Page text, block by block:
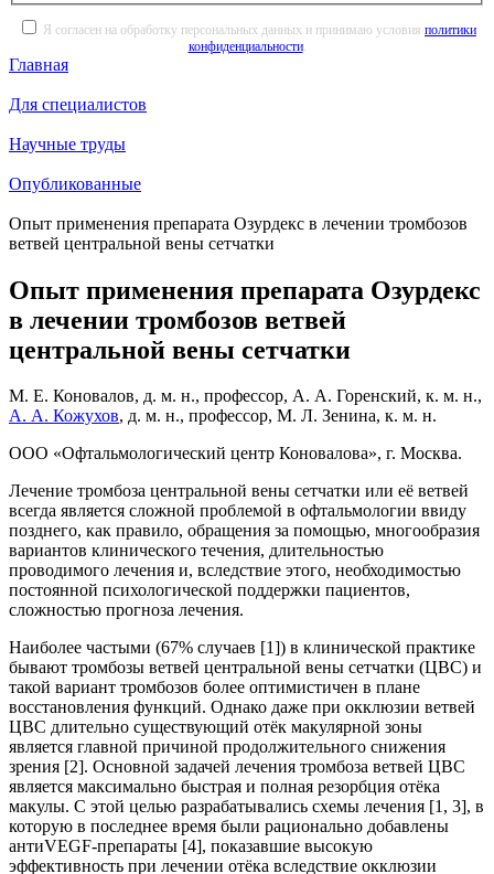
Я согласен на обработку персональных данных и принимаю условия политики
конфиденциальности.
Главная
Для специалистов
Научные труды
Опубликованные
Опыт применения препарата Озурдекс в лечении тромбозов
ветвей центральной вены сетчатки
Опыт применения препарата Озурдекс
в лечении тромбозов ветвей
центральной вены сетчатки
М. Е. Коновалов, д. м. н., профессор, А. А. Горенский, к. м. н.,
А. А. Кожухов, д. м. н., профессор, М. Л. Зенина, к. м. н.
ООО «Офтальмологический центр Коновалова», г. Москва.
Лечение тромбоза центральной вены сетчатки или её ветвей
всегда является сложной проблемой в офтальмологии ввиду
позднего, как правило, обращения за помощью, многообразия
вариантов клинического течения, длительностью
проводимого лечения и, вследствие этого, необходимостью
постоянной психологической поддержки пациентов,
сложностью прогноза лечения.
Наиболее частыми (67% случаев [1]) в клинической практике
бывают тромбозы ветвей центральной вены сетчатки (ЦВС) и
такой вариант тромбозов более оптимистичен в плане
восстановления функций. Однако даже при окклюзии ветвей
ЦВС длительно существующий отёк макулярной зоны
является главной причиной продолжительного снижения
зрения [2]. Основной задачей лечения тромбоза ветвей ЦВС
является максимально быстрая и полная резорбция отёка
макулы. С этой целью разрабатывались схемы лечения [1, 3], в
которую в последнее время были рационально добавлены
антиVEGF-препараты [4], показавшие высокую
эффективность при лечении отёка вследствие окклюзии